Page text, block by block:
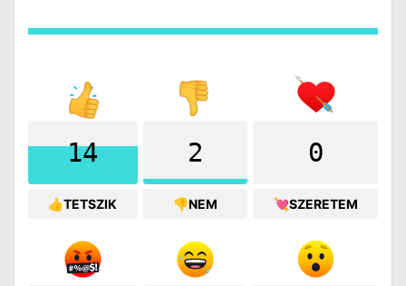
14
👍TETSZIK
2
👎NEM
0
💘SZERETEM